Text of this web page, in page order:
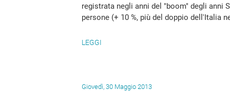
registrata negli anni del "boom" degli anni
persone (+ 10 %, più del doppio dell'Italia
LEGGI
Giovedì, 30 Maggio 2013